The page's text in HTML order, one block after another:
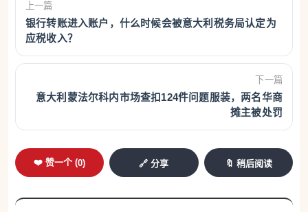
上一篇
银行转账进入账户，什么时候会被意大利税务局认定为
应税收入？
下一篇
意大利蒙法尔科内市场查扣124件问题服装，两名华商
摊主被处罚
❤️ 赞一个 (0) 🔗 分享 🔖 稍后阅读